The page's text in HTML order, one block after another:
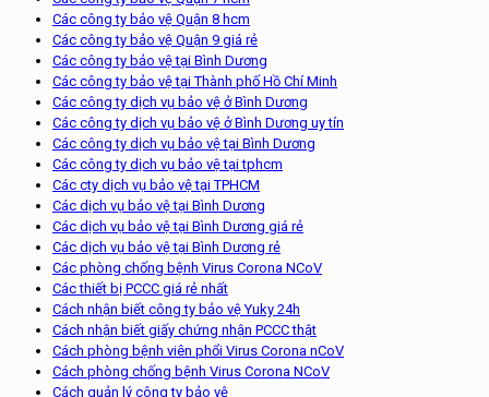
Các công ty bảo vệ Quận 8 hcm
Các công ty bảo vệ Quận 9 giá rẻ
Các công ty bảo vệ tại Bình Dương
Các công ty bảo vệ tại Thành phố Hồ Chí Minh
Các công ty dịch vụ bảo vệ ở Bình Dương
Các công ty dịch vụ bảo vệ ở Bình Dương uy tín
Các công ty dịch vụ bảo vệ tại Bình Dương
Các công ty dịch vụ bảo vệ tại tphcm
Các cty dịch vụ bảo vệ tại TPHCM
Các dịch vụ bảo vệ tại Bình Dương
Các dịch vụ bảo vệ tại Bình Dương giá rẻ
Các dịch vụ bảo vệ tại Bình Dương rẻ
Các phòng chống bệnh Virus Corona NCoV
Các thiết bị PCCC giá rẻ nhất
Cách nhận biết công ty bảo vệ Yuky 24h
Cách nhận biết giấy chứng nhận PCCC thật
Cách phòng bệnh viên phổi Virus Corona nCoV
Cách phòng chống bệnh Virus Corona NCoV
Cách quản lý công ty bảo vệ